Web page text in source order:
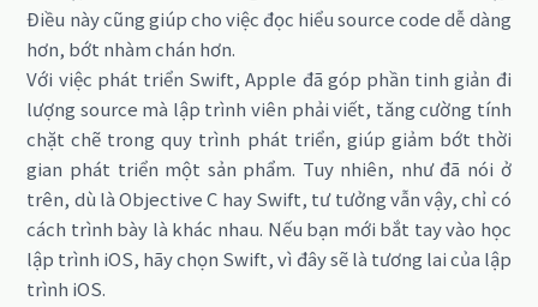
Điều này cũng giúp cho việc đọc hiểu source code dễ dàng
hơn, bớt nhàm chán hơn.
Với việc phát triển Swift, Apple đã góp phần tinh giản đi
lượng source mà lập trình viên phải viết, tăng cường tính
chặt chẽ trong quy trình phát triển, giúp giảm bớt thời
gian phát triển một sản phẩm. Tuy nhiên, như đã nói ở
trên, dù là Objective C hay Swift, tư tưởng vẫn vậy, chỉ có
cách trình bày là khác nhau. Nếu bạn mới bắt tay vào học
lập trình iOS, hãy chọn Swift, vì đây sẽ là tương lai của lập
trình iOS.